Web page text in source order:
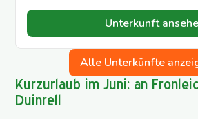
Unterkunft
Alle Unterkünfte
Kurzurlaub im Juni: an
Duinrell